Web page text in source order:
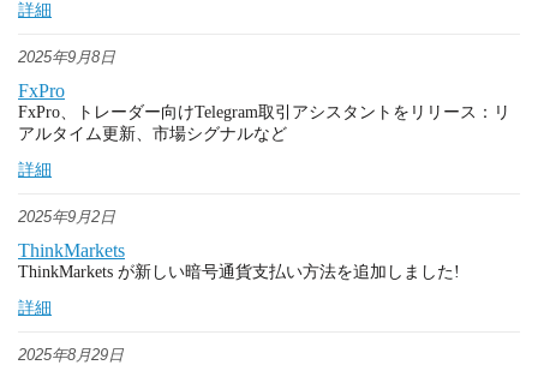
詳細
2025年9月8日
FxPro
FxPro、トレーダー向けTelegram取引アシスタントをリリース：リ
アルタイム更新、市場シグナルなど
詳細
2025年9月2日
ThinkMarkets
ThinkMarkets が新しい暗号通貨支払い方法を追加しました!
詳細
2025年8月29日